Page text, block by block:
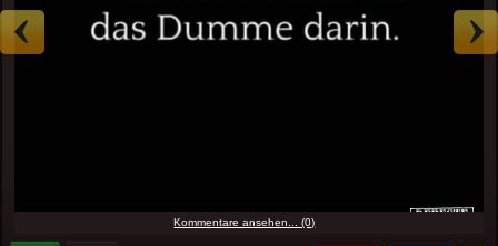
Kommentare ansehen... (0)